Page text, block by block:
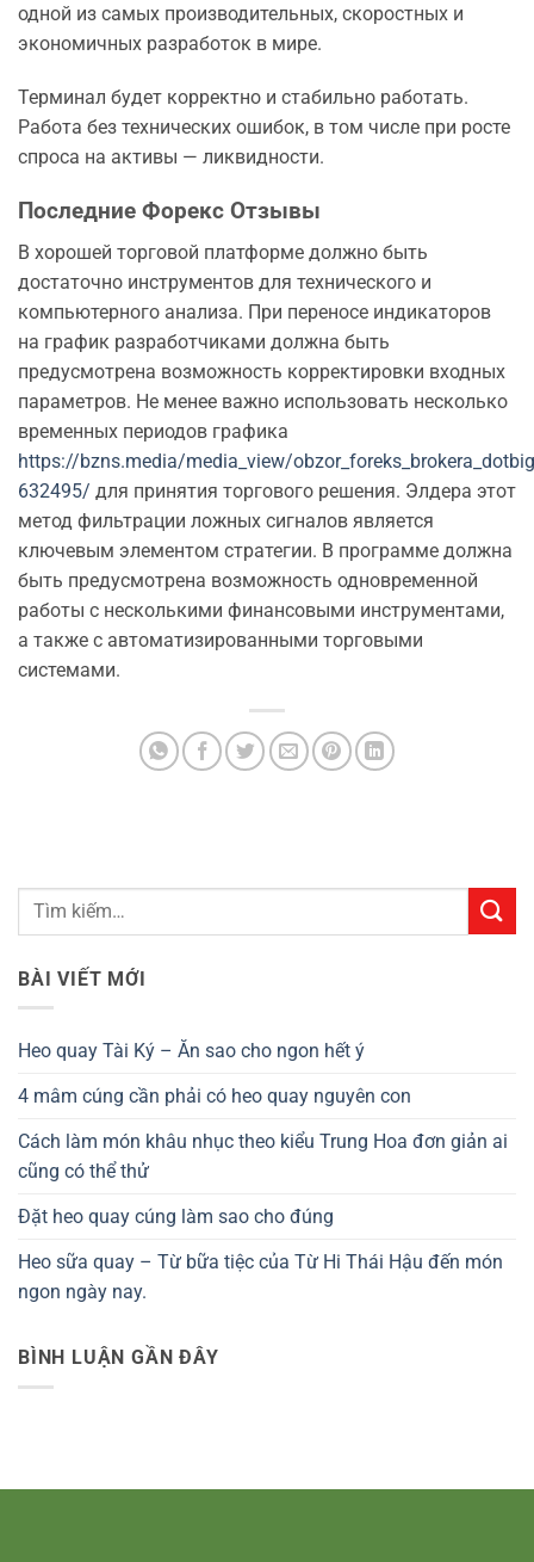
одной из самых производительных, скоростных и
экономичных разработок в мире.
Терминал будет корректно и стабильно работать.
Работа без технических ошибок, в том числе при росте
спроса на активы — ликвидности.
Последние Форекс Отзывы
В хорошей торговой платформе должно быть
достаточно инструментов для технического и
компьютерного анализа. При переносе индикаторов
на график разработчиками должна быть
предусмотрена возможность корректировки входных
параметров. Не менее важно использовать несколько
временных периодов графика
https://bzns.media/media_view/
632495/ для принятия торгового решения. Элдера этот
метод фильтрации ложных сигналов является
ключевым элементом стратегии. В программе должна
быть предусмотрена возможность одновременной
работы с несколькими финансовыми инструментами,
а также с автоматизированными торговыми
системами.
BÀI VIẾT MỚI
Heo quay Tài Ký – Ăn sao cho ngon hết ý
4 mâm cúng cần phải có heo quay nguyên con
Cách làm món khâu nhục theo kiểu Trung Hoa đơn giản ai
cũng có thể thử
Đặt heo quay cúng làm sao cho đúng
Heo sữa quay – Từ bữa tiệc của Từ Hi Thái Hậu đến món
ngon ngày nay.
BÌNH LUẬN GẦN ĐÂY